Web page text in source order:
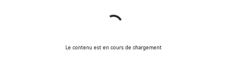
Le contenu est en cours de chargement